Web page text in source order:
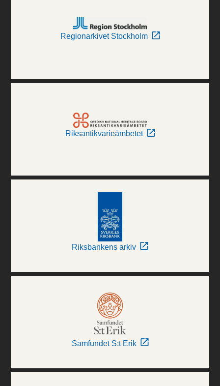
Regionarkivet Stockholm
Riksantikvarieämbetet
Riksbankens arkiv
Samfundet S:t Erik